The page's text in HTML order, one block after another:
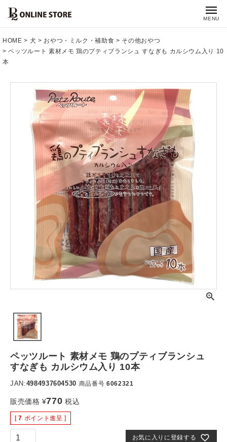
MENU
HOME 犬 おやつ・ミルク・補助食
その他おやつ
ペッツルート 素材メモ 鶏のプティブランシュ すなぎも カルシウム入り 10
本
ペッツルート 素材メモ 鶏のプティブランシュ
すなぎも カルシウム入り 10本
JAN:4984937604530 商品番号 6062321
販売価格 ¥770 税込
[ 7 ポイント進呈 ]
お気に入りに登録する